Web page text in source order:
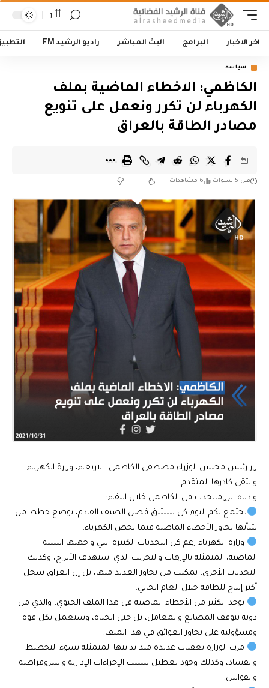
أأ
اخر الاخبار البرامج البث المباشر راديو الرشيد FM
سياسة
الكاظمي: الاخطاء الماضية بملف
الكهرباء لن تكرر ونعمل على تنويع
مصادر الطاقة بالعراق
قبل 5 سنوات 6 مشاهدات
زار رئيس مجلس الوزراء مصطفى الكاظمي، الاربعاء، وزارة الكهرباء
والتقى كادرها المتقدم.
وادناه ابرز ماتحدث في الكاظمي خلال اللقاء:
نجتمع بكم اليوم كي نستبق فصل الصيف القادم، بوضع خطط من
شأنها تجاوز الأخطاء الماضية فيما يخص الكهرباء.
وزارة الكهرباء رغم كل التحديات الكبيرة التي واجهتها السنة
الماضية، المتمثلة بالإرهاب والتخريب الذي استهدف الأبراج، وكذلك
التحديات الأخرى، تمكنت من تجاوز العديد منها، بل إن العراق سجل
أكبر إنتاج للطاقة خلال العام الحالي.
يوجد الكثير من الأخطاء الماضية في هذا الملف الحيوي، والذي من
دونه تتوقف المصانع والمعامل، بل حتى الحياة، وسنعمل بكل قوة
ومسؤولية على تجاوز العوائق في هذا الملف.
مرت الوزارة بعقبات عديدة منذ بدايتها المتمثلة بسوء التخطيط
والفساد، وكذلك وجود تعطيل بسبب الإجراءات الإدارية والبيروقراطية
والقوانين.